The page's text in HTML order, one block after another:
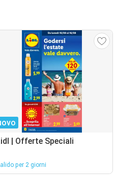
| Offerte Speciali
per 2 giorni